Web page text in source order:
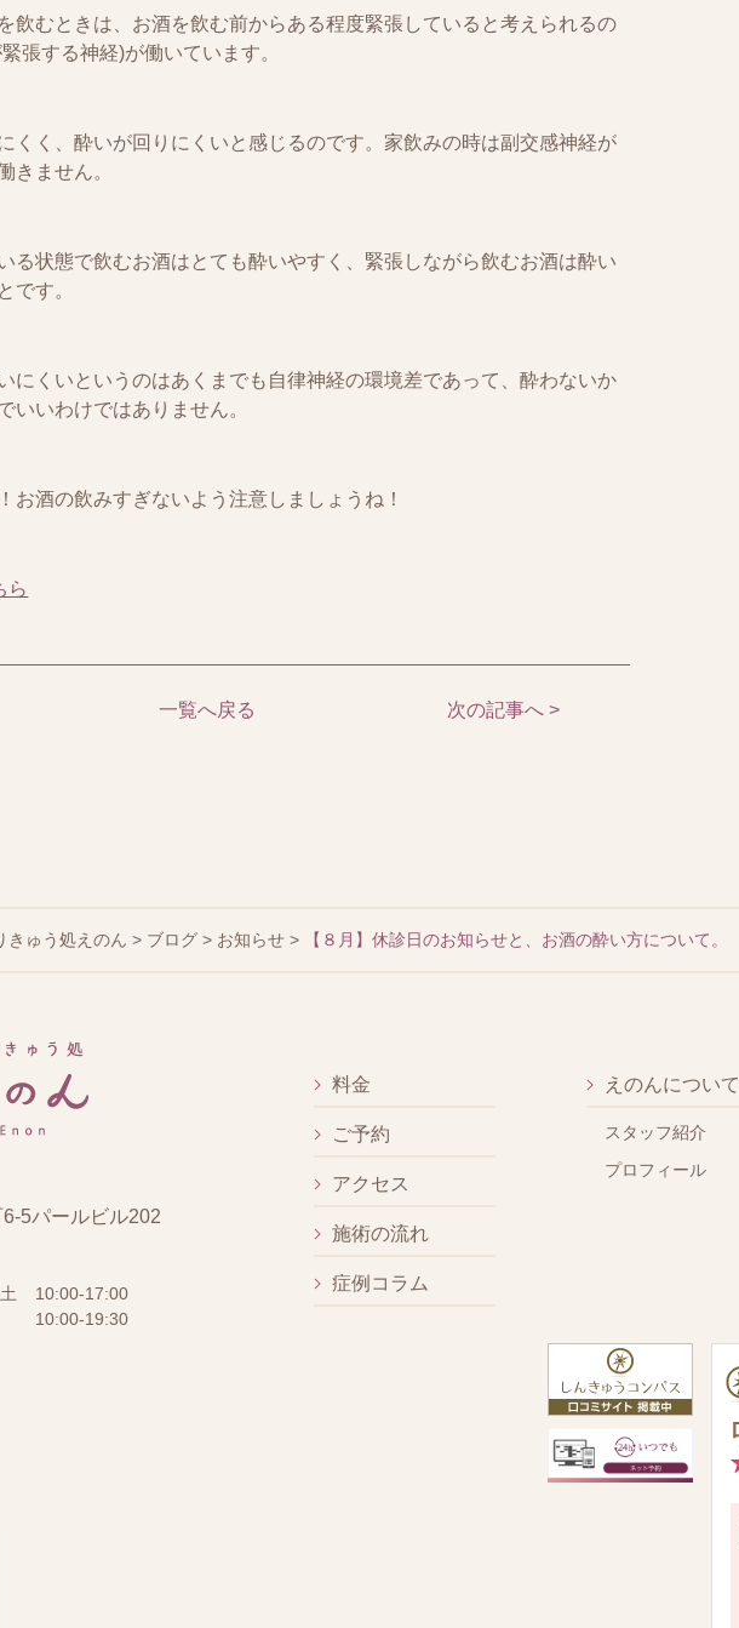
飲むときは、お酒を飲む前からある程度緊張していると考えられるの
張する神経)が働いています。
くく、酔いが回りにくいと感じるのです。家飲みの時は副交感神経が
きません。
る状態で飲むお酒はとても酔いやすく、緊張しながら飲むお酒は酔い
です。
にくいというのはあくまでも自律神経の環境差であって、酔わないか
いいわけではありません。
お酒の飲みすぎないよう注意しましょうね！
ら
一覧へ戻る 次の記事へ >
きゅう処えのん > ブログ > お知らせ > 【８月】休診日のお知らせと、お酒の酔い方について。
5パールビル202
10:00-17:00
10:00-19:30
料金
ご予約
アクセス
施術の流れ
症例コラム
えのんについて
スタッフ紹介
プロフィール